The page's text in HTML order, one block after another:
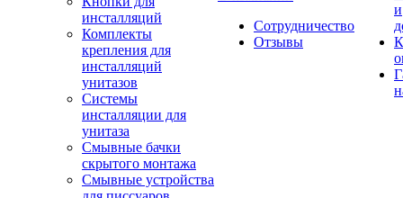
инсталляций
Комплекты
крепления для
инсталляций
унитазов
Системы
инсталляции для
унитаза
Смывные бачки
скрытого монтажа
Смывные устройства
Сотрудничество
Отзывы
и